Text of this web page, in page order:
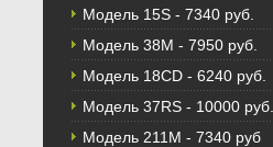
Модель 15S - 7340 руб.
Модель 38M - 7950 руб.
Модель 18CD - 6240 руб.
Модель 37RS - 10000 руб.
Модель 211М - 7340 руб